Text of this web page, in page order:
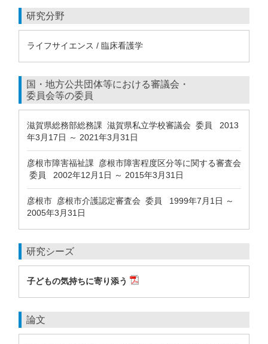
研究分野
ライフサイエンス / 臨床看護学
国・地方公共団体等における審議会・
委員会等の委員
滋賀県総務部総務課 滋賀県私立学校審議会 委員 2013
年3月17日 ～ 2021年3月31日
彦根市障害福祉課 彦根市障害程度区分等に関する審査会
委員 2002年12月1日 ～ 2015年3月31日
彦根市 彦根市介護認定審査会 委員 1999年7月1日 ～
2005年3月31日
研究シーズ
子どもの気持ちに寄り添う
論文